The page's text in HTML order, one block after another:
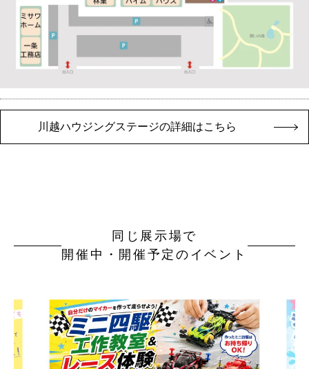
川越ハウジングステージの詳細はこちら
同じ展示場で
開催中・開催予定のイベント